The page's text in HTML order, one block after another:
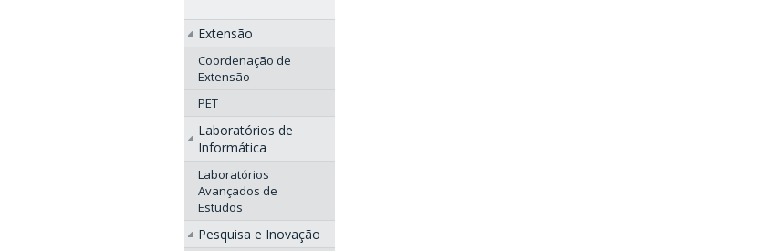
Extensão
Coordenação de
Extensão
PET
Laboratórios de
Informática
Laboratórios
Avançados de
Estudos
Pesquisa e Inovação